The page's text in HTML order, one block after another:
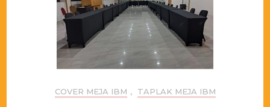
COVER MEJA IBM , TAPLAK MEJA IBM